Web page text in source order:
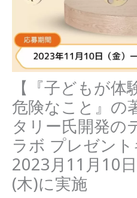
【『子どもが
危険なこと』の
タリー氏開発の
ラボ プレゼント
2023月11月10
(木)に実施